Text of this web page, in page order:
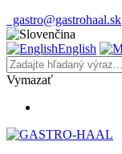
gastro@gastrohaal.sk
English
Vymazať